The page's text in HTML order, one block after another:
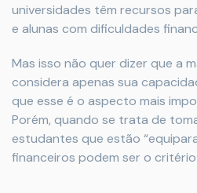
universidades têm recursos
e alunas com dificuldades
Mas isso não quer dizer que a
considera apenas sua
que esse é o aspecto mais
Porém, quando se trata de
estudantes que estão
financeiros podem ser o